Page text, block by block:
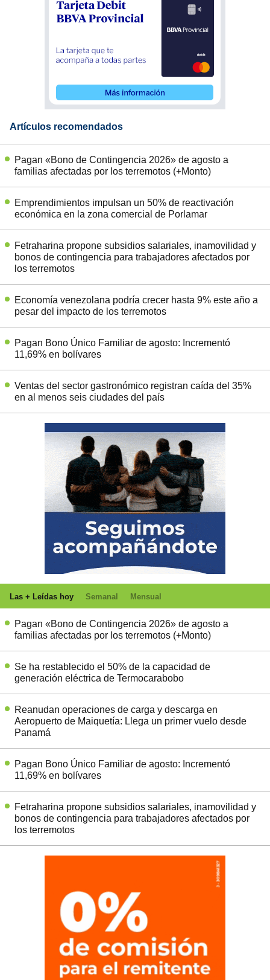
Artículos recomendados
Pagan «Bono de Contingencia 2026» de agosto a
familias afectadas por los terremotos (+Monto)
Emprendimientos impulsan un 50% de reactivación
económica en la zona comercial de Porlamar
Fetraharina propone subsidios salariales, inamovilidad y
bonos de contingencia para trabajadores afectados por
los terremotos
Economía venezolana podría crecer hasta 9% este año a
pesar del impacto de los terremotos
Pagan Bono Único Familiar de agosto: Incrementó
11,69% en bolívares
Ventas del sector gastronómico registran caída del 35%
en al menos seis ciudades del país
Las + Leídas hoy Semanal Mensual
Pagan «Bono de Contingencia 2026» de agosto a
familias afectadas por los terremotos (+Monto)
Se ha restablecido el 50% de la capacidad de
generación eléctrica de Termocarabobo
Reanudan operaciones de carga y descarga en
Aeropuerto de Maiquetía: Llega un primer vuelo desde
Panamá
Pagan Bono Único Familiar de agosto: Incrementó
11,69% en bolívares
Fetraharina propone subsidios salariales, inamovilidad y
bonos de contingencia para trabajadores afectados por
los terremotos